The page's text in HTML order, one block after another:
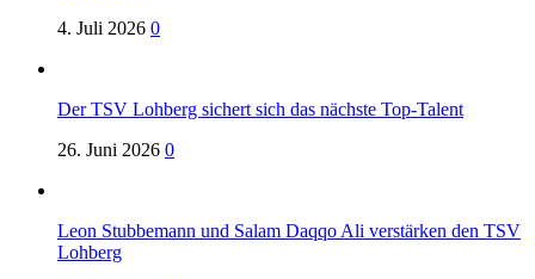
4. Juli 2026 0
Der TSV Lohberg sichert sich das nächste Top-Talent
26. Juni 2026 0
Leon Stubbemann und Salam Daqqo Ali verstärken den TSV
Lohberg